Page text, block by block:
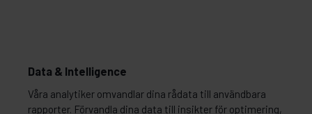
Data & Intelligence
Våra analytiker omvandlar dina rådata till användbara
rapporter. Förvandla dina data till insikter för optimering,